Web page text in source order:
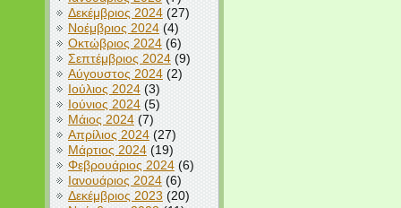
Δεκέμβριος 2024(27)
Νοέμβριος 2024(4)
Οκτώβριος 2024(6)
Σεπτέμβριος 2024(9)
Αύγουστος 2024(2)
Ιούλιος 2024(3)
Ιούνιος 2024(5)
Μάιος 2024(7)
Απρίλιος 2024(27)
Μάρτιος 2024(19)
Φεβρουάριος 2024(6)
Ιανουάριος 2024(6)
Δεκέμβριος 2023 (20)